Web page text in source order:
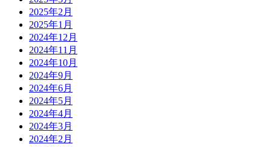
2025年2月
2025年1月
2024年12月
2024年11月
2024年10月
2024年9月
2024年6月
2024年5月
2024年4月
2024年3月
2024年2月